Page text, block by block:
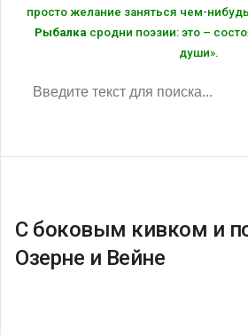
просто желание заняться чем-
Рыбалка сродни поэзии: это –
души».
С боковым кивком и
Озерне и Вейне